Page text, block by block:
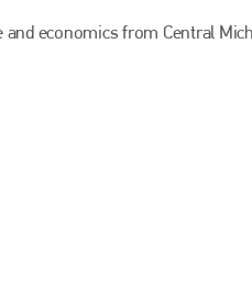
and economics from Central